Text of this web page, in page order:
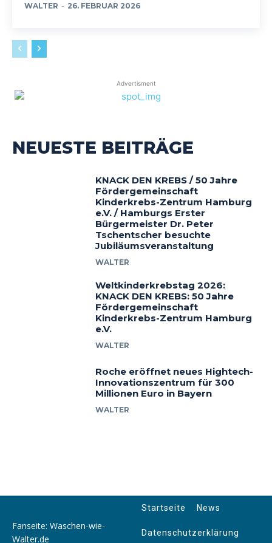
WALTER - 26. FEBRUAR 2026
Advertisment
NEUESTE BEITRÄGE
KNACK DEN KREBS / 50 Jahre
Fördergemeinschaft
Kinderkrebs-Zentrum Hamburg
e.V. / Hamburgs Erster
Bürgermeister Dr. Peter
Tschentscher besuchte
Jubiläumsveranstaltung
WALTER
Weltkinderkrebstag 2026:
KNACK DEN KREBS: 50 Jahre
Fördergemeinschaft
Kinderkrebs-Zentrum Hamburg
e.V.
WALTER
Roche eröffnet neues Hightech-
Innovationszentrum für 300
Millionen Euro in Bayern
WALTER
Fanseite: Waschen-wie-
Walter.de
Startseite News
Datenschutzerklärung